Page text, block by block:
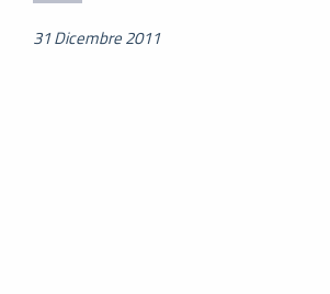
31 Dicembre 2011